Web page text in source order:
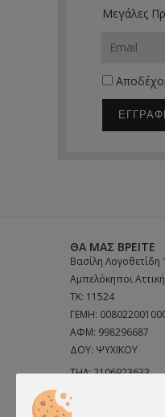
Μεγάλες
ΘΑ ΜΑΣ ΒΡΕΊΤΕ
Βασίλη Λογοθετίδη
Αμπελόκηποι
ΤΚ: 11524
ΓΕΜΗ:
ΑΦΜ: 998296687
ΔΟΥ: ΨΥΧΙΚΟΥ
ΤΗΛ:2106923633